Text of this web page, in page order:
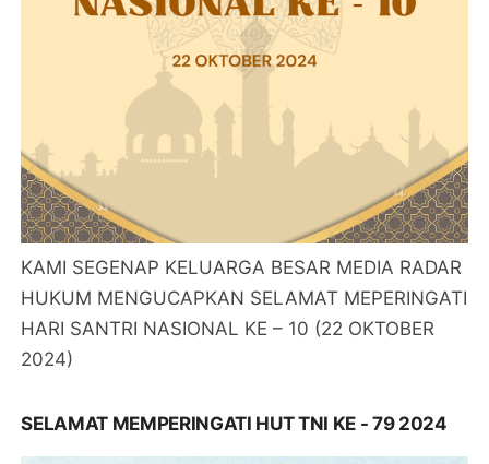
KAMI SEGENAP KELUARGA BESAR MEDIA RADAR
HUKUM MENGUCAPKAN SELAMAT MEPERINGATI
HARI SANTRI NASIONAL KE – 10 (22 OKTOBER
2024)
SELAMAT MEMPERINGATI HUT TNI KE - 79 2024